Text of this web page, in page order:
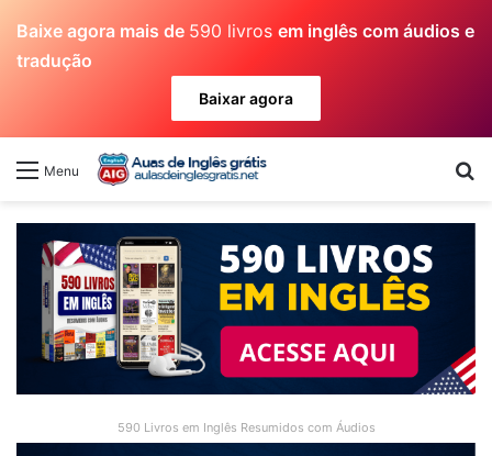
Baixe agora mais de 590 livros em inglês com áudios e
tradução
Baixar agora
Menu
590 Livros em Inglês Resumidos com Áudios